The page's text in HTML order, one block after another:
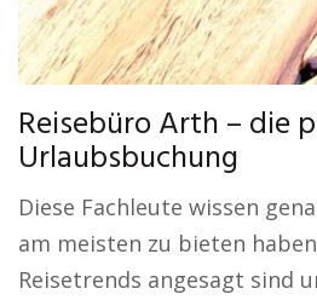
Reisebüro Arth – die
Urlaubsbuchung
Diese Fachleute wissen
am meisten zu bieten
Reisetrends angesagt sind